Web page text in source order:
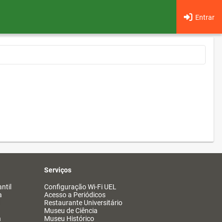
Entrar
Serviços
Configuração Wi-Fi UEL
Acesso a Periódicos
Restaurante Universitário
Museu de Ciência
Museu Histórico